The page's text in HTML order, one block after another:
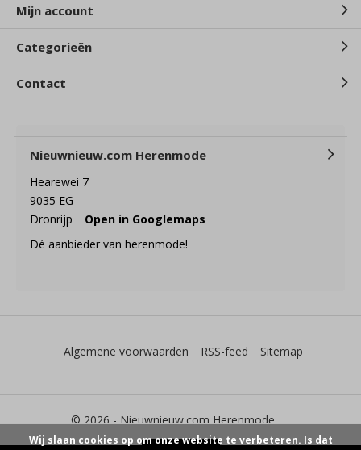
Mijn account
Categorieën
Contact
Nieuwnieuw.com Herenmode
Hearewei 7
9035 EG
Dronrijp
Open in Googlemaps
Dé aanbieder van herenmode!
© 2026 - Nieuwnieuw.com Herenmode
Algemene voorwaarden RSS-feed Sitemap
Wij slaan cookies op om onze website te verbeteren. Is dat